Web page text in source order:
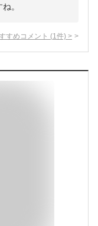
。
すめコメント (1 件) >